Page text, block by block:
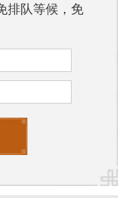
一场皮肤上的
望找到一种有
困扰。
治疗方法也日
调理，再到中
。关键在于找
麻疹的推荐之选
排队等候，免